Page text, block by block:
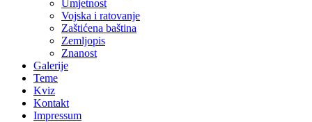
Umjetnost
Vojska i ratovanje
Zaštićena baština
Zemljopis
Znanost
Galerije
Teme
Kviz
Kontakt
Impressum